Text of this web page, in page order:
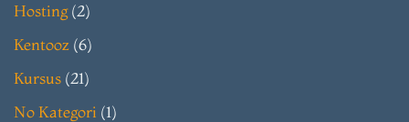
Hosting(2)
Kentooz (6)
Kursus (21)
No Kategori (1)